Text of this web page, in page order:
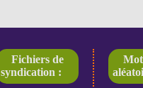
Fichiers de
syndication :